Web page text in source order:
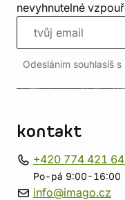
nevyhnutelné
Odesláním souhlasíš
kontakt
+420 774 421
Po-pá 9:00-16:00
info@imago.cz